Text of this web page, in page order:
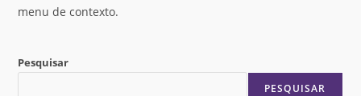
menu de contexto.
Pesquisar
PESQUISAR